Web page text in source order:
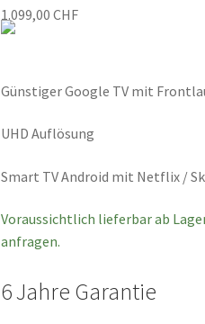
1.099,00 CHF
Günstiger Google TV mit
UHD Auflösung
Smart TV Android mit Netflix /
Voraussichtlich lieferbar ab
anfragen.
6 Jahre Garantie